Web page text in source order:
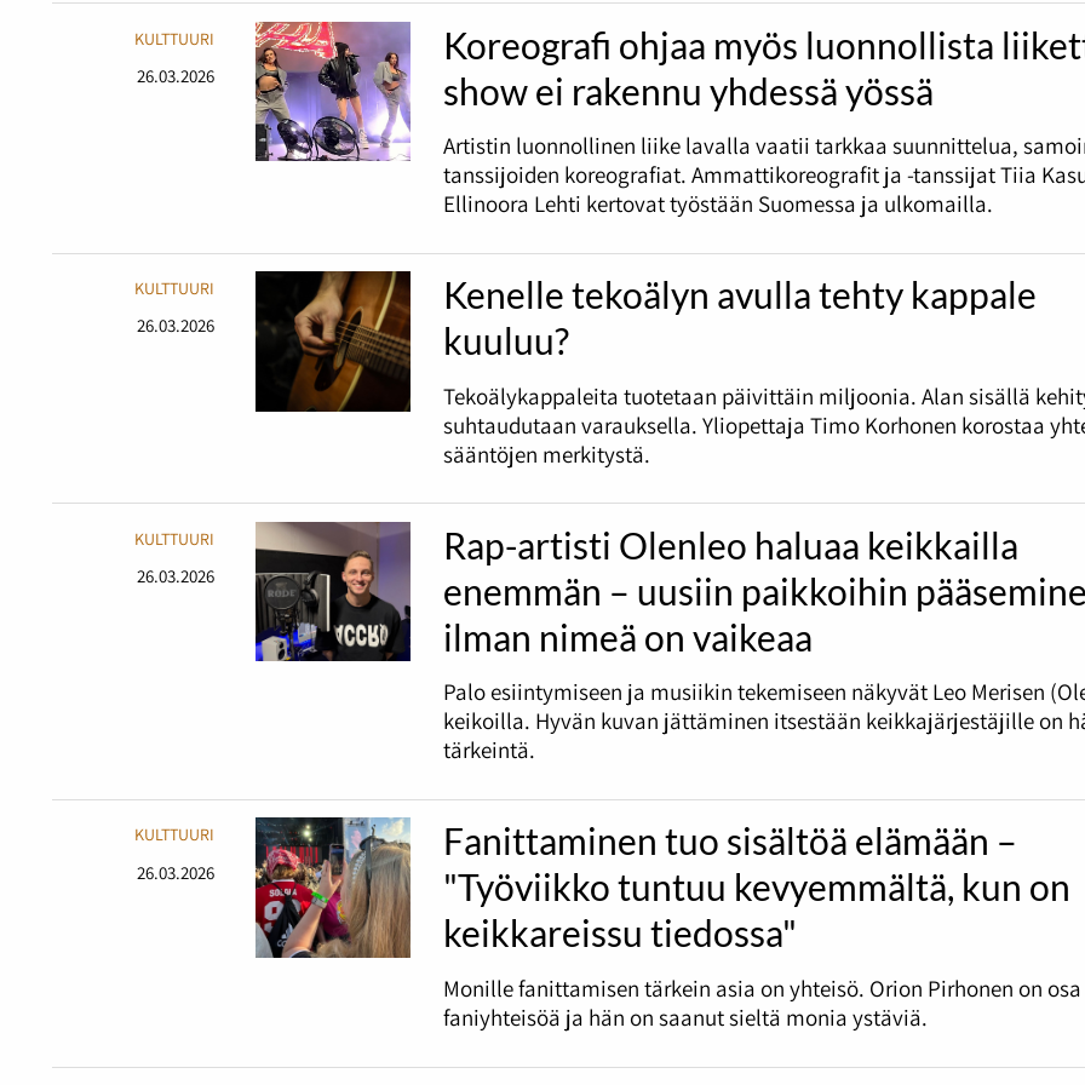
KULTTUURI
26.03.2026
Koreografi ohjaa myös luonnollista
show ei rakennu yhdessä yössä
Artistin luonnollinen liike lavalla vaatii tarkkaa suunnittelua,
tanssijoiden koreografiat. Ammattikoreografit ja -tanssijat Tiia
Ellinoora Lehti kertovat työstään Suomessa ja ulkomailla.
KULTTUURI
26.03.2026
Kenelle tekoälyn avulla tehty kappale
kuuluu?
Tekoälykappaleita tuotetaan päivittäin miljoonia. Alan sisällä
suhtaudutaan varauksella. Yliopettaja Timo Korhonen korostaa
sääntöjen merkitystä.
KULTTUURI
26.03.2026
Rap-artisti Olenleo haluaa keikkailla
enemmän – uusiin paikkoihin
ilman nimeä on vaikeaa
Palo esiintymiseen ja musiikin tekemiseen näkyvät Leo Merisen
keikoilla. Hyvän kuvan jättäminen itsestään keikkajärjestäjille on
tärkeintä.
KULTTUURI
26.03.2026
Fanittaminen tuo sisältöä elämään –
"Työviikko tuntuu kevyemmältä, kun on
keikkareissu tiedossa"
Monille fanittamisen tärkein asia on yhteisö. Orion Pirhonen on osa
faniyhteisöä ja hän on saanut sieltä monia ystäviä.